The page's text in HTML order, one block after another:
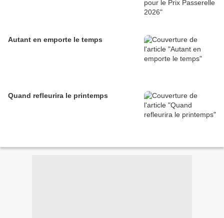
Autant en emporte le temps
Quand refleurira le printemps